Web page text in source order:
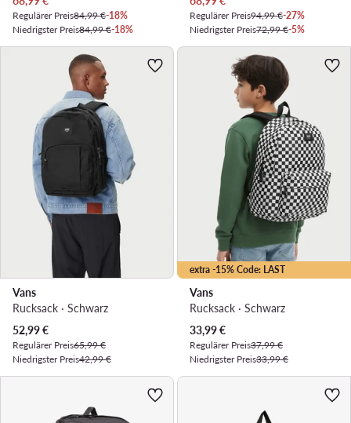
Regulärer Preis84,99 €-18%
Niedrigster Preis84,99 €-18%
Regulärer Preis94,99 €-27%
Niedrigster Preis72,99 €-5%
Vans
Rucksack · Schwarz
Aktueller Preis
52,99€
Regulärer Preis65,99 €
Niedrigster Preis42,99 €
extra -15% Code: LAST
Vans
Rucksack · Schwarz
Aktueller Preis
33,99€
Regulärer Preis37,99 €
Niedrigster Preis33,99 €